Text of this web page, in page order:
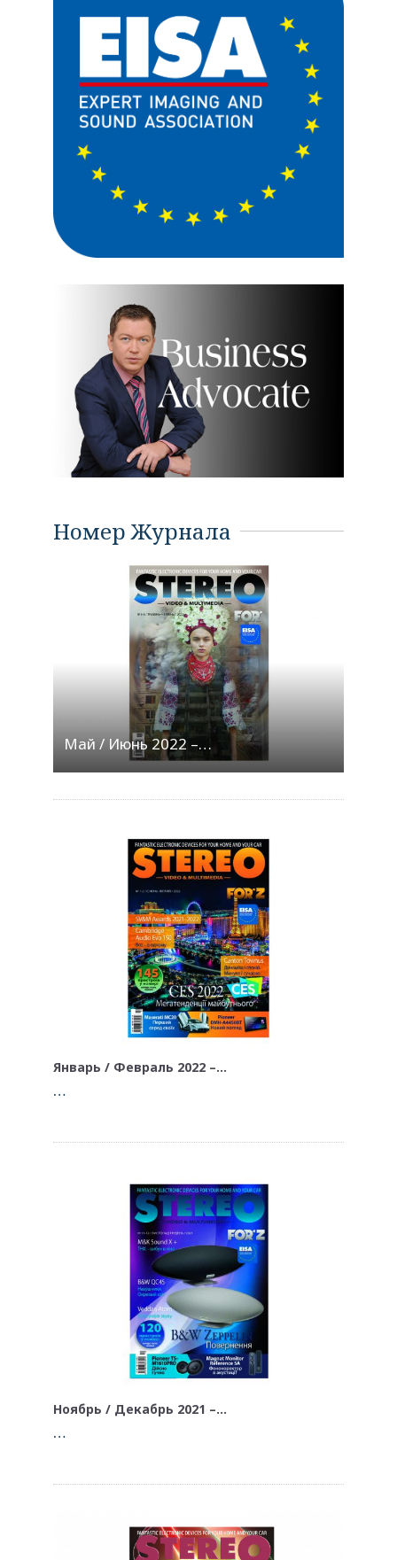
Номер Журнала
Май / Июнь 2022 –…
Январь / Февраль 2022 –…
…
Ноябрь / Декабрь 2021 –…
…